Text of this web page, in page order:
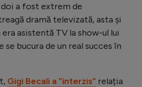
cont
a fost extrem de
dramă televizată, asta și
asistentă TV la show-ul lui
se bucura de un real succes în
Gigi Becali a ”interzis” relația